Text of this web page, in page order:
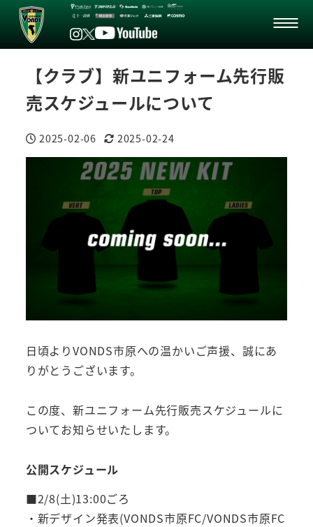
【クラブ】新ユニフォーム先行販
売スケジュールについて
投稿日
2025-02-06
更新日
2025-02-24
日頃よりVONDS市原への温かいご声援、誠にあ
りがとうございます。
この度、新ユニフォーム先行販売スケジュールに
ついてお知らせいたします。
公開スケジュール
■2/8(土)13:00ごろ
・新デザイン発表(VONDS市原FC/VONDS市原FC